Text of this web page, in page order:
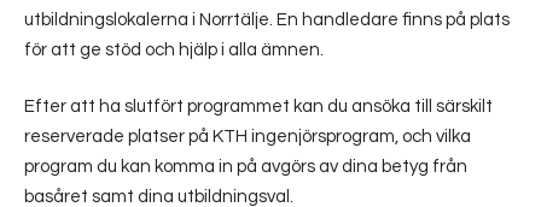
utbildningslokalerna i Norrtälje. En handledare finns på plats
för att ge stöd och hjälp i alla ämnen.
Efter att ha slutfört programmet kan du ansöka till särskilt
reserverade platser på KTH ingenjörsprogram, och vilka
program du kan komma in på avgörs av dina betyg från
basåret samt dina utbildningsval.